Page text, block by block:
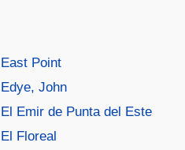
East Point
Edye, John
El Emir de Punta del Este
El Floreal